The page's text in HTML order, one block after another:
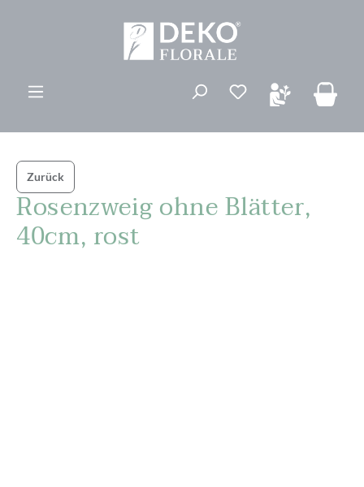
Du hast 0
Zurück
Rosenzweig ohne Blätter,
40cm, rost